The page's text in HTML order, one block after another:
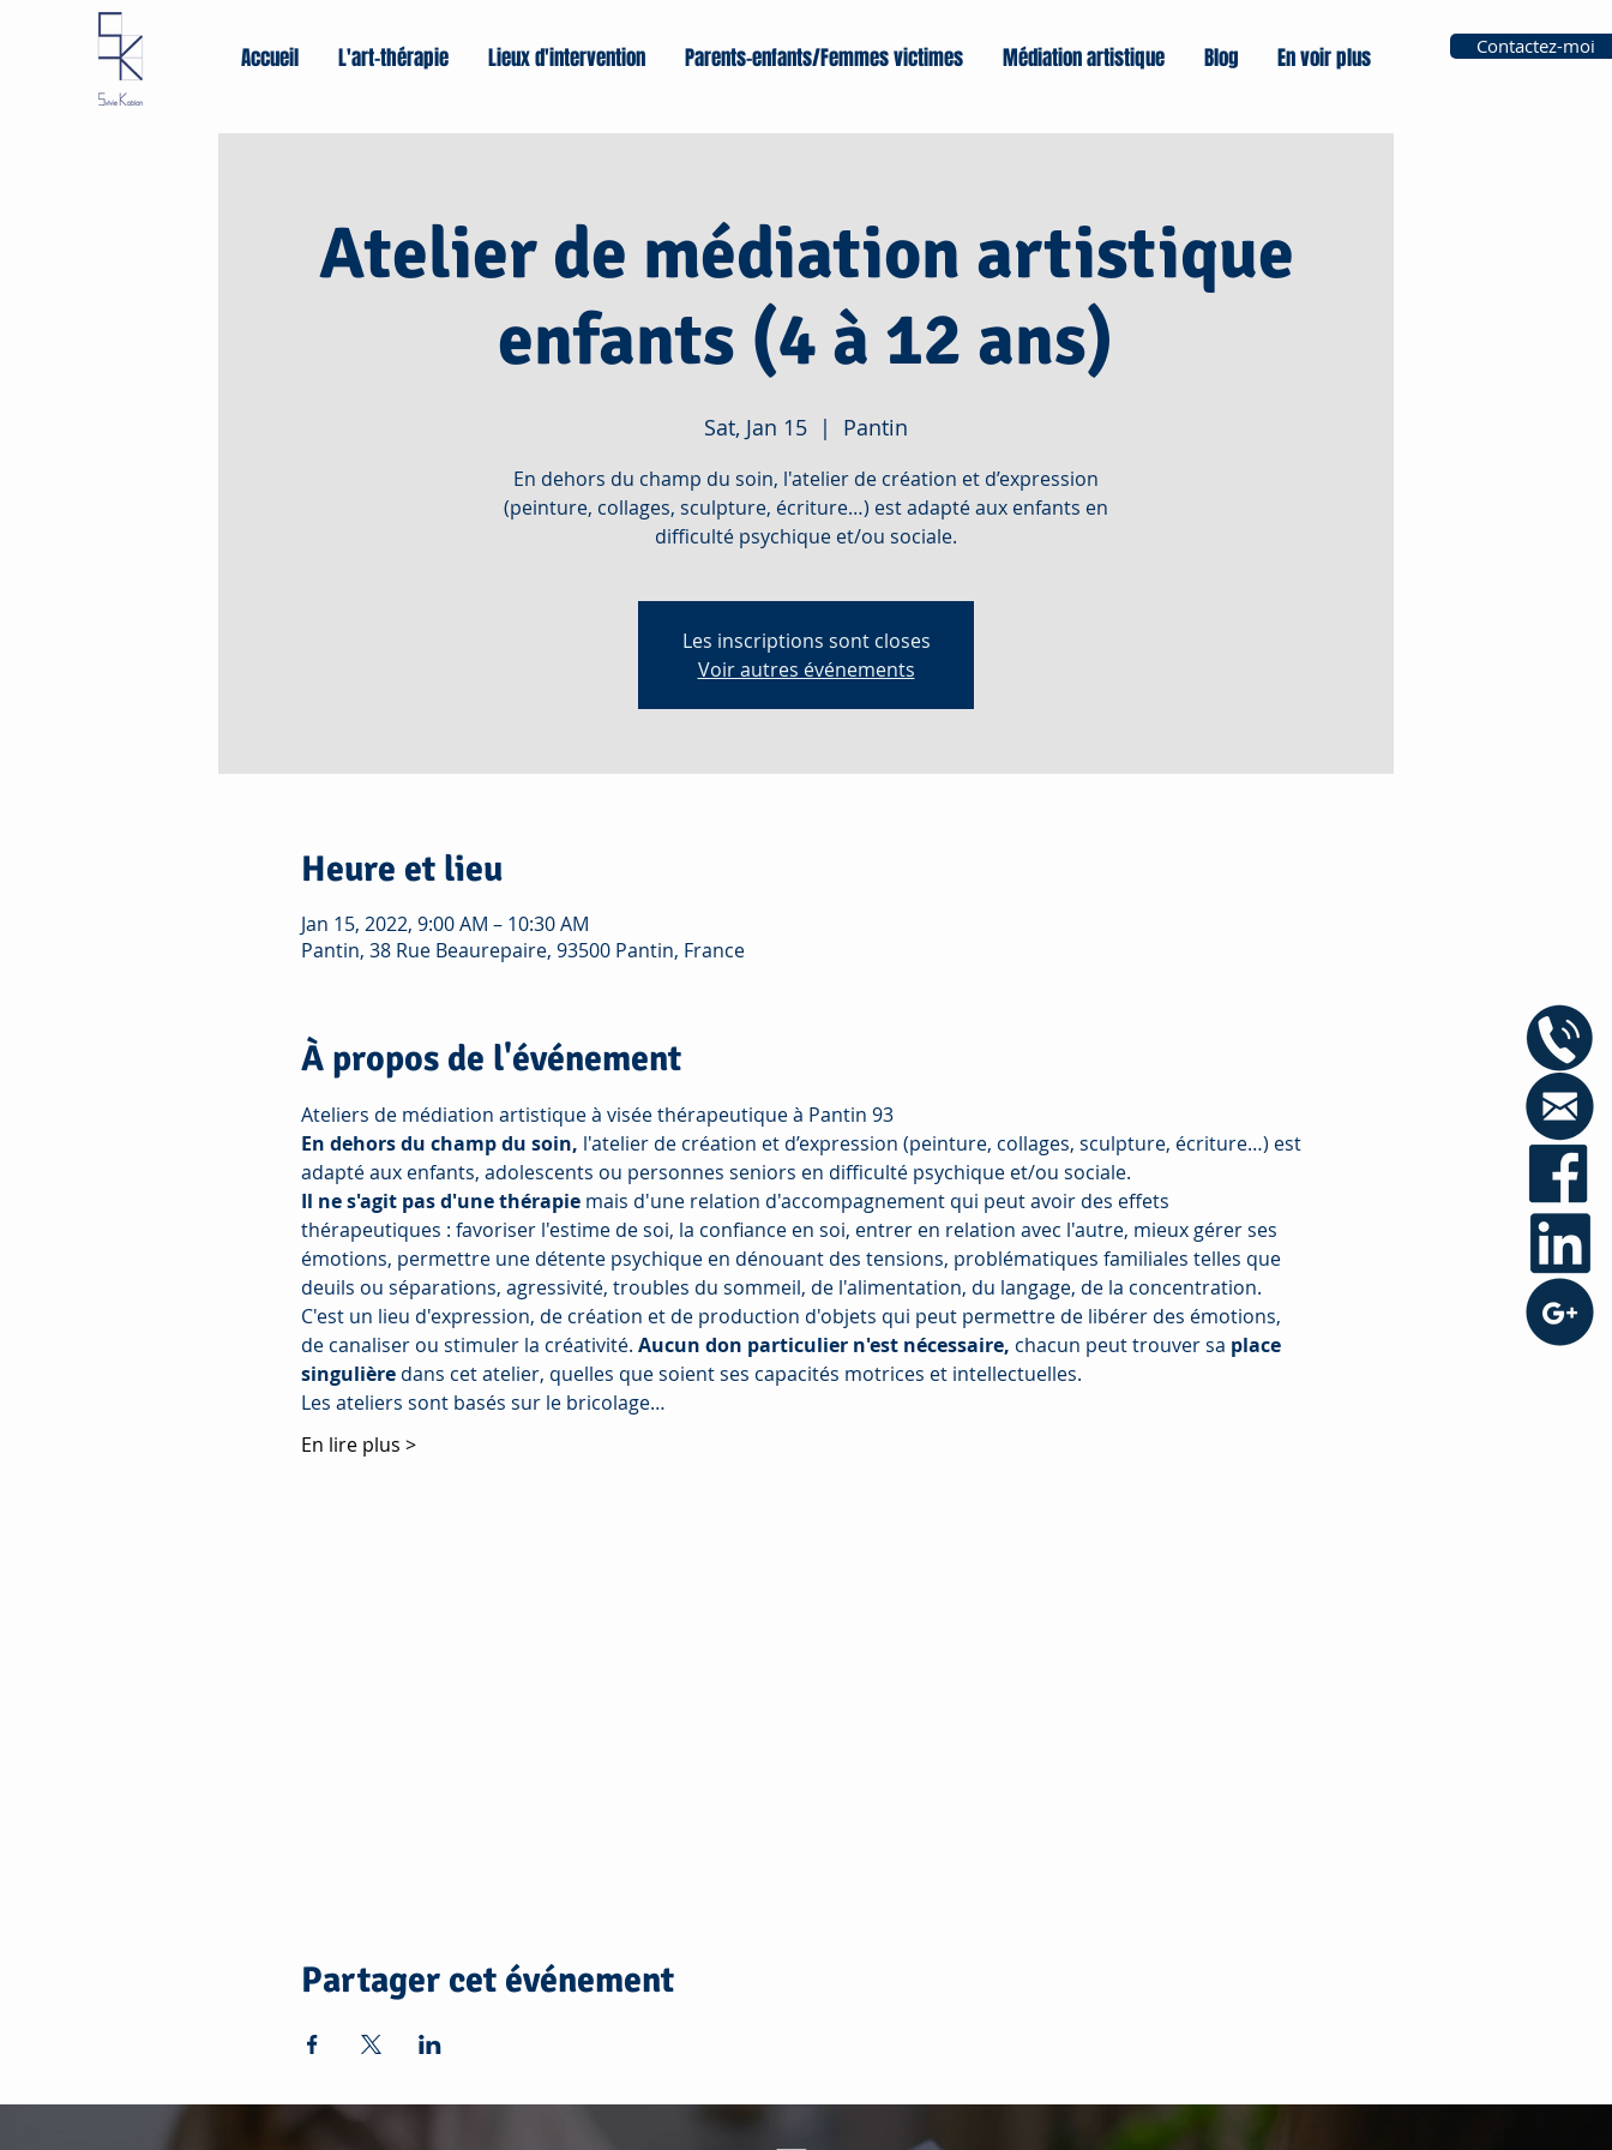
Accueil L'art-thérapie Lieux d'intervention Parents-enfants/Femmes victimes Médiation artistique Blog En voir plus Contactez-moi
Atelier de médiation artistique
enfants (4 à 12 ans)
Sat, Jan 15
  |
Pantin
En dehors du champ du soin, l'atelier de création et d’expression
(peinture, collages, sculpture, écriture…) est adapté aux enfants en
difficulté psychique et/ou sociale.
Les inscriptions sont closes
Voir autres événements
Heure et lieu
Jan 15, 2022, 9:00 AM – 10:30 AM
Pantin, 38 Rue Beaurepaire, 93500 Pantin, France
À propos de l'événement
Ateliers de médiation artistique à visée thérapeutique à Pantin 93
En dehors du champ du soin, l'atelier de création et d’expression (peinture, collages, sculpture, écriture…) est
adapté aux enfants, adolescents ou personnes seniors en difficulté psychique et/ou sociale.
Il ne s'agit pas d'une thérapie mais d'une relation d'accompagnement qui peut avoir des effets
thérapeutiques : favoriser l'estime de soi, la confiance en soi, entrer en relation avec l'autre, mieux gérer ses
émotions, permettre une détente psychique en dénouant des tensions, problématiques familiales telles que
deuils ou séparations, agressivité, troubles du sommeil, de l'alimentation, du langage, de la concentration.​
C'est un lieu d'expression, de création et de production d'objets qui peut permettre de libérer des émotions,
de canaliser ou stimuler la créativité. Aucun don particulier n'est nécessaire, chacun peut trouver sa place
singulière dans cet atelier, quelles que soient ses capacités motrices et intellectuelles.
Les ateliers sont basés sur le bricolage…
En lire plus >
Partager cet événement